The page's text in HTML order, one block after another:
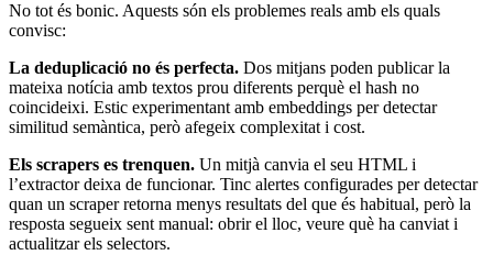
No tot és bonic. Aquests són els problemes reals amb els quals
convisc:
La deduplicació no és perfecta. Dos mitjans poden publicar la
mateixa notícia amb textos prou diferents perquè el hash no
coincideixi. Estic experimentant amb embeddings per detectar
similitud semàntica, però afegeix complexitat i cost.
Els scrapers es trenquen. Un mitjà canvia el seu HTML i
l’extractor deixa de funcionar. Tinc alertes configurades per detectar
quan un scraper retorna menys resultats del que és habitual, però la
resposta segueix sent manual: obrir el lloc, veure què ha canviat i
actualitzar els selectors.